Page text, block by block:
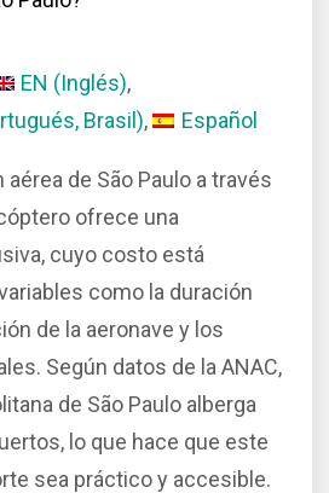
EN (Inglés)
Brasil) Español
de São Paulo a través
ofrece una
cuyo costo está
como la duración
de la aeronave y los
Según datos de la ANAC,
de São Paulo alberga
lo que hace que este
sea práctico y accesible.